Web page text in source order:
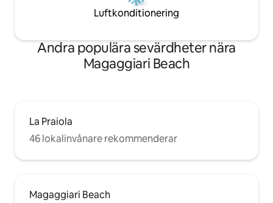
Luftkonditionering
Andra populära sevärdheter nära
Magaggiari Beach
La Praiola
46 lokalinvånare rekommenderar
Magaggiari Beach